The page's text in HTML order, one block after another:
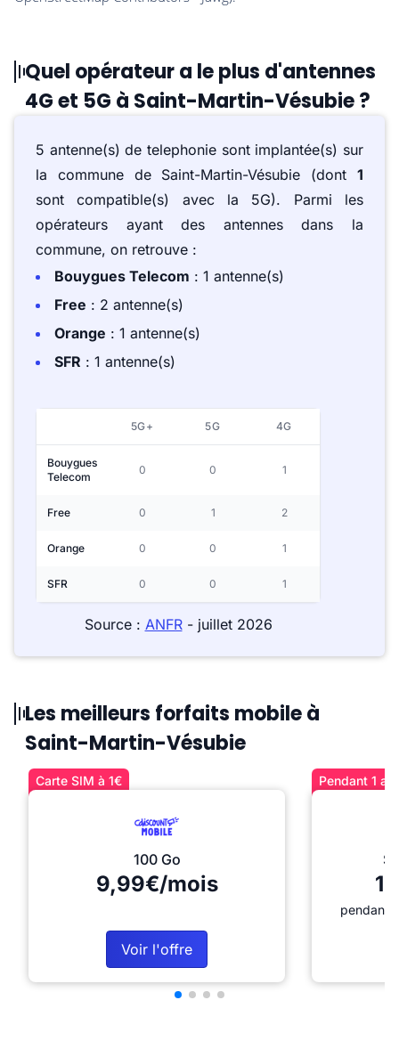
Quel opérateur a le plus d'antennes
4G et 5G à Saint-Martin-Vésubie ?
5 antenne(s) de telephonie sont implantée(s) sur
la commune de Saint-Martin-Vésubie (dont 1
sont compatible(s) avec la 5G). Parmi les
opérateurs ayant des antennes dans la
commune, on retrouve :
Bouygues Telecom : 1 antenne(s)
Free : 2 antenne(s)
Orange : 1 antenne(s)
SFR : 1 antenne(s)
5G+ 5G 4G
Bouygues
Telecom
0 0 1
Free 0 1 2
Orange 0 0 1
SFR 0 0 1
Source : ANFR- juillet 2026
Les meilleurs forfaits mobile à
Saint-Martin-Vésubie
Carte SIM à 1€
100 Go
9,99€/mois
Voir l'offre
Pendant 1
pendant